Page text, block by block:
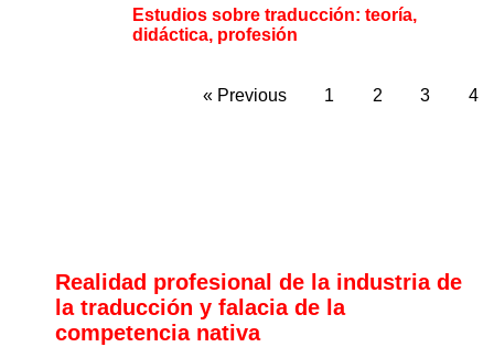
Estudios sobre traducción: teoría,
didáctica, profesión
« Previous 1 2 3 4
Realidad profesional de la industria de
la traducción y falacia de la
competencia nativa